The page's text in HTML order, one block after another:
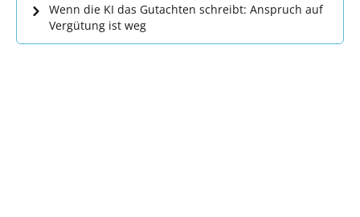
Wenn die KI das Gutachten schreibt: Anspruch auf
Vergütung ist weg